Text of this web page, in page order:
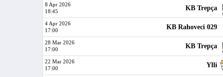
8 Apr 2026
18:45
KB Trepça
4 Apr 2026
17:00
KB Rahoveci 029
28 Mar 2026
17:00
KB Trepça
22 Mar 2026
17:00
Ylli